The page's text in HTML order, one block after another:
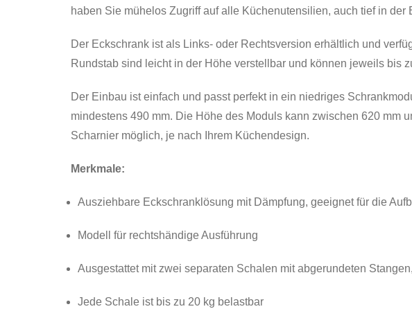
haben Sie mühelos Zugriff auf alle Küchenutensilien, auch tief in der
Der Eckschrank ist als Links- oder Rechtsversion erhältlich und
Rundstab sind leicht in der Höhe verstellbar und können jeweils bis
Der Einbau ist einfach und passt perfekt in ein niedriges
mindestens 490 mm. Die Höhe des Moduls kann zwischen 620 mm
Scharnier möglich, je nach Ihrem Küchendesign.
Merkmale:
Ausziehbare Eckschranklösung mit Dämpfung, geeignet für die
Modell für rechtshändige Ausführung
Ausgestattet mit zwei separaten Schalen mit abgerundeten
Jede Schale ist bis zu 20 kg belastbar